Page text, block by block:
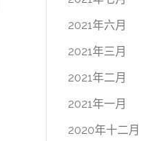
2021年六月
2021年三月
2021年二月
2021年一月
2020年十二月